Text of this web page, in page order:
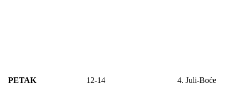
PETAK 12-14 4. Juli-Boće